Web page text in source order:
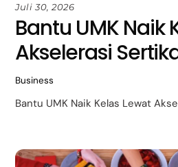
Juli 30, 2026
Bantu UMK Naik
Akselerasi
Business
Bantu UMK Naik Kelas Lewat